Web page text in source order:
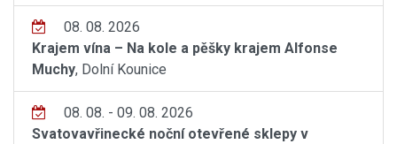
08. 08. 2026
Krajem vína – Na kole a pěšky krajem Alfonse
Muchy, Dolní Kounice
08. 08. - 09. 08. 2026
Svatovavřinecké noční otevřené sklepy v